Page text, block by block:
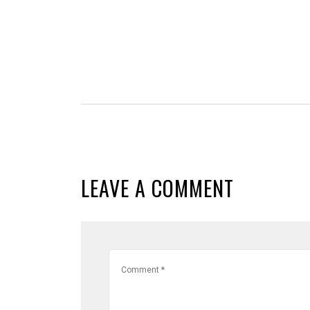
LEAVE A COMMENT